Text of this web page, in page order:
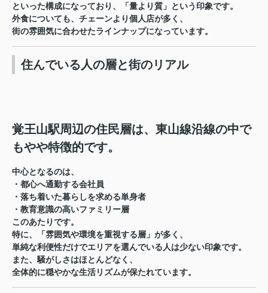
といった構成になっており、「量より質」という印象です。
外食についても、チェーンより個人店が多く、
街の雰囲気に合わせたラインナップになっています。
住んでいる人の層と街のリアル
覚王山駅周辺の住民層は、東山線沿線の中で
もやや特徴的です。
中心となるのは、
・都心へ通勤する会社員
・落ち着いた暮らしを求める単身者
・教育意識の高いファミリー層
このあたりです。
特に、「雰囲気や環境を重視する層」が多く、
単純な利便性だけでエリアを選んでいる人は少ない印象です。
また、騒がしさはほとんどなく、
全体的に穏やかな生活リズムが保たれています。